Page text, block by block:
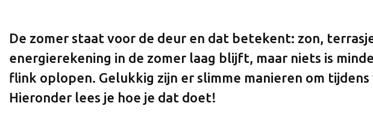
De zomer staat voor de deur en dat betekent: zon,
energierekening in de zomer laag blijft, maar niets is
flink oplopen. Gelukkig zijn er slimme manieren om
Hieronder lees je hoe je dat doet!